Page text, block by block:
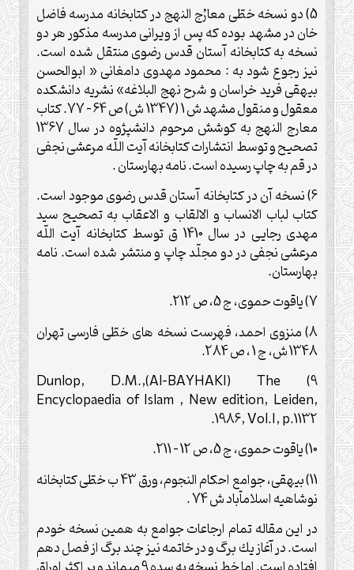
5) دو نسخه خطّى معارُج النهج در كتابخانه مدرسه فاضل
خان در مشهد بوده كه پس از ويرانى مدرسه مذكور هر دو
نسخه به كتابخانه آستان قدس رضوى منتقل شده است.
نيز رجوع شود به : محمود مهدوى دامغانى « ابوالحسن
بيهقى فريد خراسان و شرح نهج البلاغه» نشريه دانشكده
معقول و منقول مشهد ش 1 (1347 ش) ص 64 – 77. كتاب
معارج النهج به كوشش مرحوم دانش‏پژوه در سال 1367
تصحيح و توسط انتشارات كتابخانه آيت ‏اللّه مرعشى نجفى
در قم به چاپ رسيده است. نامه بهارستان .
6) نسخه آن در كتابخانه آستان قدس رضوى موجود است.
كتاب لباب الانساب و الالقاب و الاعقاب به تصحيح سيد
مهدى رجايى در سال 1410 ق توسط كتابخانه آيت اللّه
مرعشى نجفى در دو مجلّد چاپ و منتشر شده است. نامه
بهارستان.
7) ياقوت حموى، ج 5، ص 212.
8) منزوى احمد، فهرست نسخه هاى خطّى فارسى تهران
1348 ش، ج 1 ، ص 284.
9)
Dunlop, D.M.,(Al-BAYHAKI) The
Encyclopaedia of Islam , New edition, Leiden,
1986, Vol.I, p.1132
.
10) ياقوت حموى، ج 5، ص 12 – 211.
11) بيهقى، جوامع احكام النجوم، ورق 43 ب خطّى كتابخانه
نوشاهيه اسلام‏آباد ش 74 .
در اين مقاله تمام ارجاعات جوامع به همين نسخه خودم
است. در آغاز يك برگ و در خاتمه نيز چند برگ از فصل دهم